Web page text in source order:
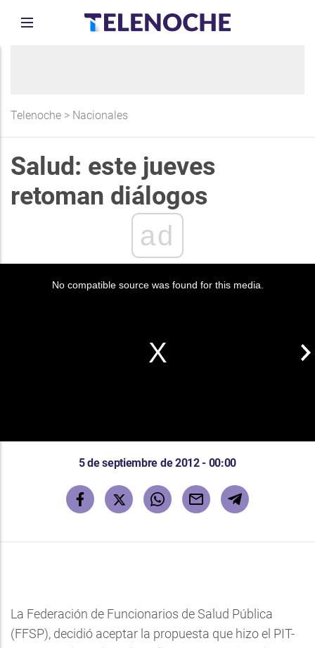
Telenoche > Nacionales
Salud: este jueves
retoman diálogos
ad
No compatible source was found for this media.
5 de septiembre de 2012 - 00:00
La Federación de Funcionarios de Salud Pública
(FFSP), decidió aceptar la propuesta que hizo el PIT-